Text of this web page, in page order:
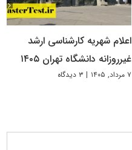
اعلام شهریه کارشناسی ارشد
غیرروزانه دانشگاه تهران ۱۴۰۵
۷ مرداد, ۱۴۰۵ | ۳ دیدگاه